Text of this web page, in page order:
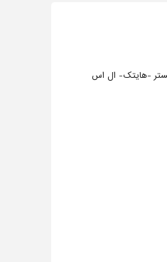
-هایتک- ال اس